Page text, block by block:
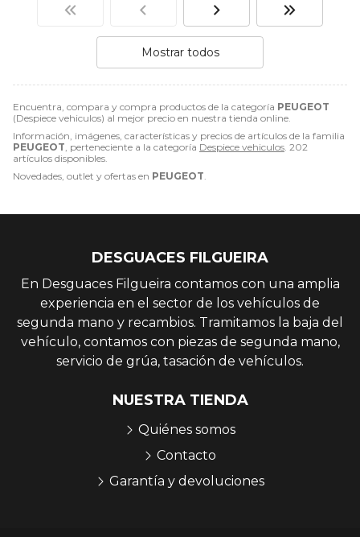
Encuentra, compara y compra productos de la categoría PEUGEOT
(Despiece vehiculos) al mejor precio en nuestra tienda online.
Información, imágenes, características y precios de artículos de la familia
PEUGEOT, perteneciente a la categoría Despiece vehiculos. 202
artículos disponibles.
Novedades, outlet y ofertas en PEUGEOT.
Mostrar todos
DESGUACES FILGUEIRA
En Desguaces Filgueira contamos con una amplia
experiencia en el sector de los vehículos de
segunda mano y recambios. Tramitamos la baja del
vehículo, contamos con piezas de segunda mano,
servicio de grúa, tasación de vehículos.
NUESTRA TIENDA
Quiénes somos
Contacto
Garantía y devoluciones